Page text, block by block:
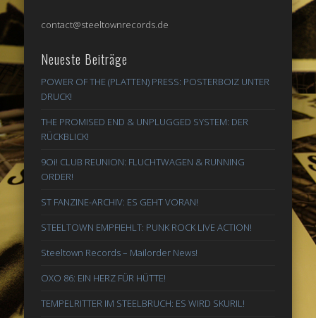
contact@steeltownrecords.de
Neueste Beiträge
POWER OF THE (PLATTEN) PRESS: POSTERBOIZ UNTER
DRUCK!
THE PROMISED END & UNPLUGGED SYSTEM: DER
RÜCKBLICK!
9Oi! CLUB REUNION: FLUCHTWAGEN & RUNNING
ORDER!
ST FANZINE-ARCHIV: ES GEHT VORAN!
STEELTOWN EMPFIEHLT: PUNK ROCK LIVE ACTION!
Steeltown Records – Mailorder News!
OXO 86: EIN HERZ FÜR HÜTTE!
TEMPELRITTER IM STEELBRUCH: ES WIRD SKURIL!